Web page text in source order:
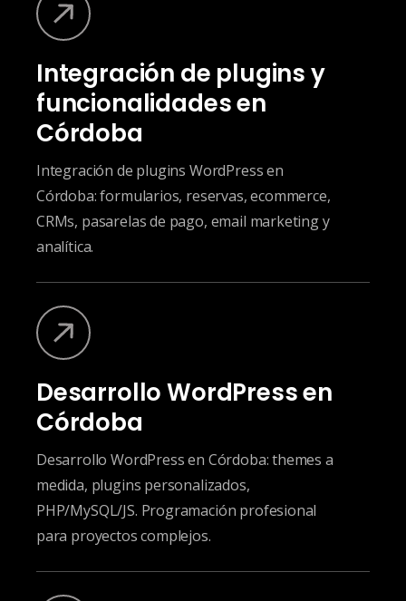
Integración de plugins y
funcionalidades en
Córdoba
Integración de plugins WordPress en
Córdoba: formularios, reservas, ecommerce,
CRMs, pasarelas de pago, email marketing y
analítica.
Desarrollo WordPress en
Córdoba
Desarrollo WordPress en Córdoba: themes a
medida, plugins personalizados,
PHP/MySQL/JS. Programación profesional
para proyectos complejos.